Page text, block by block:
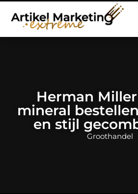
Herman
mineral
en stijl
Groothandel